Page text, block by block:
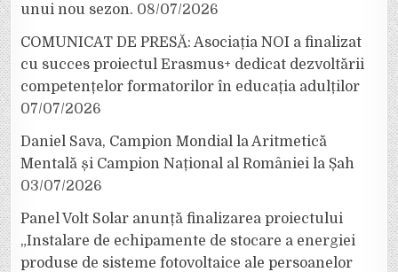
unui nou sezon. 08/07/2026
COMUNICAT DE PRESĂ: Asociația NOI a finalizat
cu succes proiectul Erasmus+ dedicat dezvoltării
competențelor formatorilor în educația adulților
07/07/2026
Daniel Sava, Campion Mondial la Aritmetică
Mentală și Campion Național al României la Șah
03/07/2026
Panel Volt Solar anunță finalizarea proiectului
„Instalare de echipamente de stocare a energiei
produse de sisteme fotovoltaice ale persoanelor